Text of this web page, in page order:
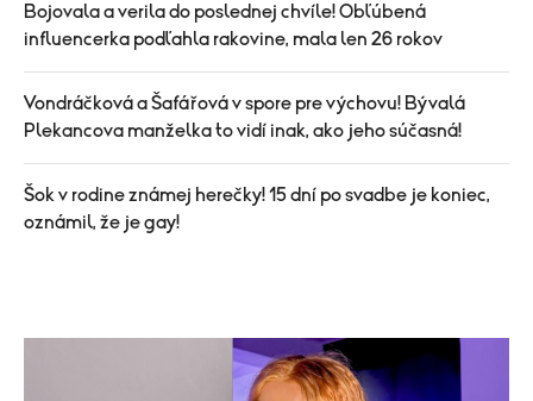
Bojovala a verila do poslednej chvíle! Obľúbená
influencerka podľahla rakovine, mala len 26 rokov
Vondráčková a Šafářová v spore pre výchovu! Bývalá
Plekancova manželka to vidí inak, ako jeho súčasná!
Šok v rodine známej herečky! 15 dní po svadbe je koniec,
oznámil, že je gay!